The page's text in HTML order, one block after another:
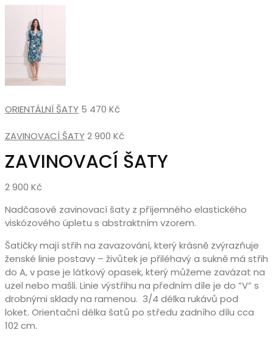
ORIENTÁLNÍ ŠATY 5 470 Kč
ZAVINOVACÍ ŠATY2 900 Kč
ZAVINOVACÍ ŠATY
2 900 Kč
Nadčasové zavinovací šaty z příjemného elastického
viskózového úpletu s abstraktním vzorem.
Šatičky mají střih na zavazování, který krásně zvýrazňuje
ženské linie postavy – živůtek je přiléhavý a sukně má střih
do A, v pase je látkový opasek, který můžeme zavázat na
uzel nebo mašli. Linie výstřihu na předním díle je do “V” s
drobnými sklady na ramenou. 3/4 délka rukávů pod
loket. Orientační délka šatů po středu zadního dílu cca
102 cm.